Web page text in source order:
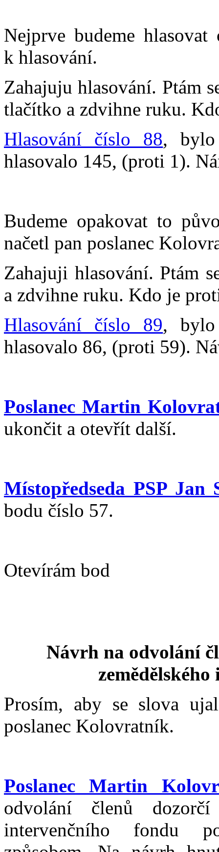
Nejprve budeme
k hlasování.
Zahajuju hlasování. Ptám
tlačítko a zdvihne ruku.
Hlasování číslo 88, bylo
hlasovalo 145, (proti 1).
Budeme opakovat to
načetl pan poslanec
Zahajuji hlasování. Ptám
a zdvihne ruku. Kdo je
Hlasování číslo 89, bylo
hlasovalo 86, (proti 59).
Poslanec Martin
ukončit a otevřít další.
Místopředseda PSP Jan
bodu číslo 57.
Otevírám bod
Návrh na odvolání
Prosím, aby se slova
poslanec Kolovratník.
Poslanec Martin
odvolání členů dozorčí
intervenčního fondu